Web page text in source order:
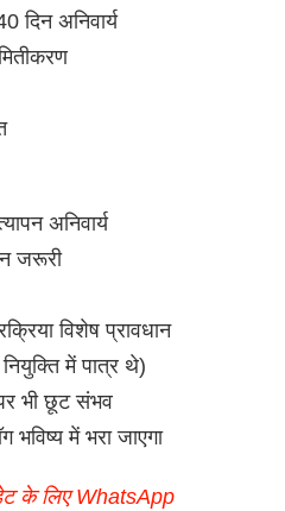
दिन अनिवार्य
अनिवार्य
जरूरी
विशेष प्रावधान
में पात्र थे)
पर भी छूट संभव
में भरा जाएगा
के लिए WhatsApp